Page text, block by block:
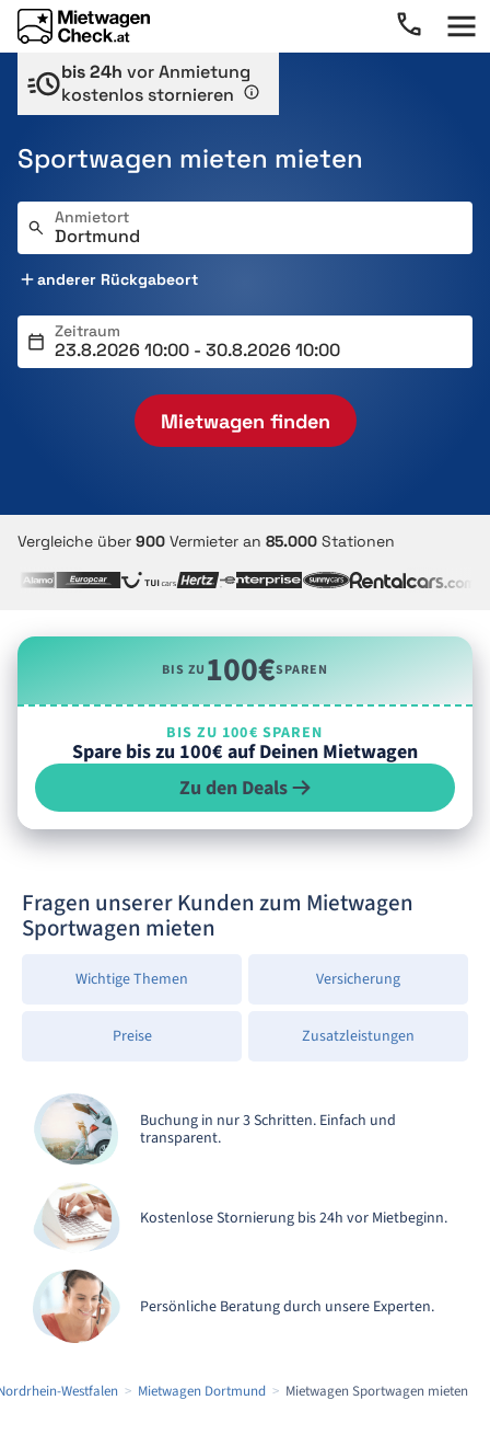
bis 24h vor Anmietung
kostenlos stornieren
Sportwagen mieten mieten
Anmietort
anderer Rückgabeort
Zeitraum
Mietwagen finden
Vergleiche über 900 Vermieter an 85.000 Stationen
BIS ZU100€SPAREN
BIS ZU 100€ SPAREN
Spare bis zu 100€ auf Deinen Mietwagen
Zu den Deals
Fragen unserer Kunden zum Mietwagen
Sportwagen mieten
Wichtige Themen Versicherung
Preise Zusatzleistungen
Buchung in nur 3 Schritten. Einfach und
transparent.
Kostenlose Stornierung bis 24h vor Mietbeginn.
Persönliche Beratung durch unsere Experten.
Westfalen Mietwagen Dortmund Mietwagen Sportwagen mieten